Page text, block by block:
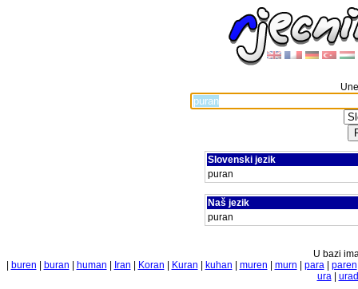
Slovenski jezik
puran
Naš jezik
puran
U bazi
buren buran human Iran Koran Kuran kuhan muren murn para| paren
ura| urad